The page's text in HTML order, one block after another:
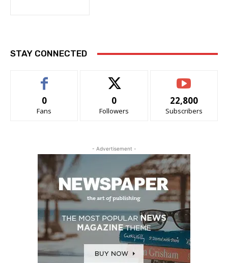
STAY CONNECTED
0
Fans
0
Followers
22,800
Subscribers
- Advertisement -